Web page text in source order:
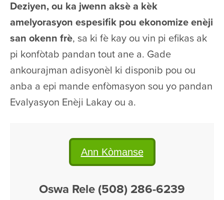
Deziyen, ou ka jwenn aksè a kèk
amelyorasyon espesifik pou ekonomize enèji
san okenn frè, sa ki fè kay ou vin pi efikas ak
pi konfòtab pandan tout ane a. Gade
ankourajman adisyonèl ki disponib pou ou
anba a epi mande enfòmasyon sou yo pandan
Evalyasyon Enèji Lakay ou a.
Ann Kòmanse
Oswa Rele (508) 286-6239